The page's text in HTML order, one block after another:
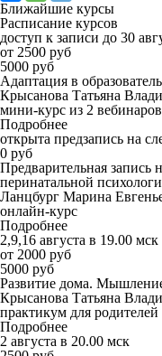
Ближайшие курсы
Расписание курсов
доступ к записи до 30
от 2500 руб
5000 руб
Адаптация в
Крысанова Татьяна
мини-курс из 2 вебинаров
Подробнее
открыта предзапись на
0 руб
Предварительная
перинатальной
Ланцбург Марина
онлайн-курс
Подробнее
2,9,16 августа в 19.00 мск
от 2000 руб
5000 руб
Развитие дома.
Крысанова Татьяна
практикум для родителей
Подробнее
2 августа в 20.00 мск